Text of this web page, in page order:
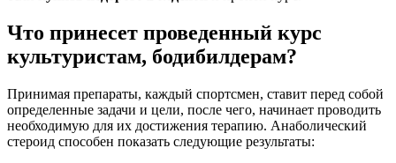
Что принесет проведенный курс
культуристам, бодибилдерам?
Принимая препараты, каждый спортсмен, ставит перед собой
определенные задачи и цели, после чего, начинает проводить
необходимую для их достижения терапию. Анаболический
стероид способен показать следующие результаты: